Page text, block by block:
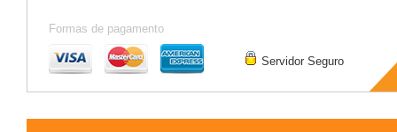
Formas de pagamento
Servidor Seguro